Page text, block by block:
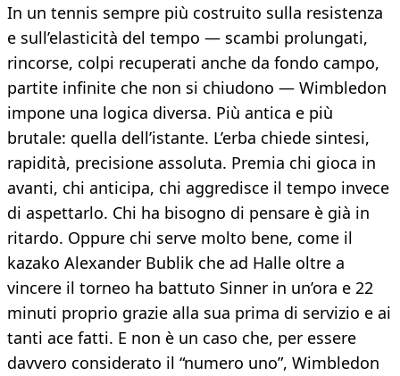
In un tennis sempre più costruito sulla resistenza
e sull’elasticità del tempo — scambi prolungati,
rincorse, colpi recuperati anche da fondo campo,
partite infinite che non si chiudono — Wimbledon
impone una logica diversa. Più antica e più
brutale: quella dell’istante. L’erba chiede sintesi,
rapidità, precisione assoluta. Premia chi gioca in
avanti, chi anticipa, chi aggredisce il tempo invece
di aspettarlo. Chi ha bisogno di pensare è già in
ritardo. Oppure chi serve molto bene, come il
kazako Alexander Bublik che ad Halle oltre a
vincere il torneo ha battuto Sinner in un’ora e 22
minuti proprio grazie alla sua prima di servizio e ai
tanti ace fatti. E non è un caso che, per essere
davvero considerato il “numero uno”, Wimbledon